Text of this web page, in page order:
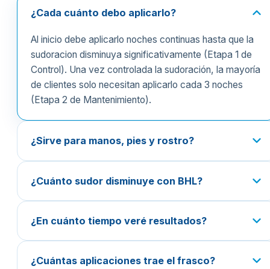
¿Cada cuánto debo aplicarlo?
Al inicio debe aplicarlo noches continuas hasta que la
sudoracion disminuya significativamente (Etapa 1 de
Control). Una vez controlada la sudoración, la mayoría
de clientes solo necesitan aplicarlo cada 3 noches
(Etapa 2 de Mantenimiento).
¿Sirve para manos, pies y rostro?
¿Cuánto sudor disminuye con BHL?
¿En cuánto tiempo veré resultados?
¿Cuántas aplicaciones trae el frasco?